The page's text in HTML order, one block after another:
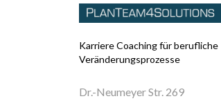
Karriere Coaching für berufliche
Veränderungsprozesse
Dr.-Neumeyer Str. 269